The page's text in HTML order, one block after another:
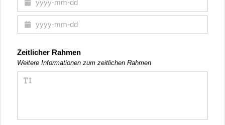
Zeitlicher Rahmen
Weitere Informationen zum zeitlichen Rahmen